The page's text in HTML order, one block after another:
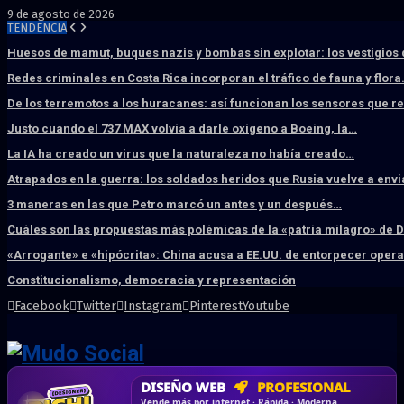
9 de agosto de 2026
TENDENCIA
Huesos de mamut, buques nazis y bombas sin explotar: los vestigios
Redes criminales en Costa Rica incorporan el tráfico de fauna y
De los terremotos a los huracanes: así funcionan los sensores que
Justo cuando el 737 MAX volvía a darle oxígeno a Boeing, la…
La IA ha creado un virus que la naturaleza no había creado…
Atrapados en la guerra: los soldados heridos que Rusia vuelve a
3 maneras en las que Petro marcó un antes y un después…
Cuáles son las propuestas más polémicas de la «patria milagro» de
«Arrogante» e «hipócrita»: China acusa a EE.UU. de entorpecer
Constitucionalismo, democracia y representación
Facebook Twitter Instagram PinterestYoutube
HOSTING SSD SÚPER RÁPIDO
DISEÑO WEB PROFESIONAL
CRM & DASHBOARD A MEDIDA
CORREO CORPORATIVO